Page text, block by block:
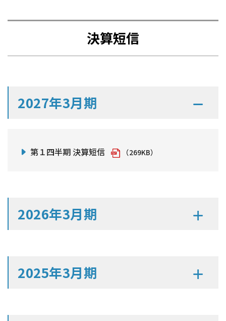
有価証券報告書
決算短信
2027年3月期
第１四半期 決算短信 （269KB）
2026年3月期
2025年3月期